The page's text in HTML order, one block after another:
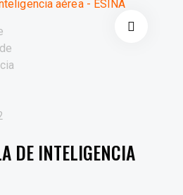
DE INTELIGENCIA